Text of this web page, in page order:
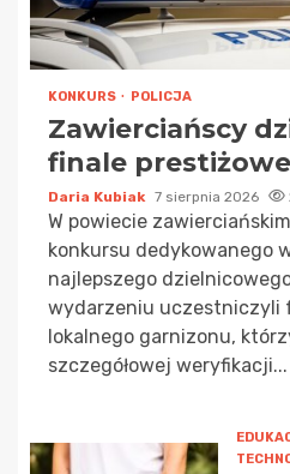
KONKURS POLICJA
Zawierciańscy
finale
Daria Kubiak 7 sierpnia 2026
W powiecie
konkursu dedykowanego
najlepszego
wydarzeniu uczestniczyli
lokalnego garnizonu,
szczegółowej weryfikacji...